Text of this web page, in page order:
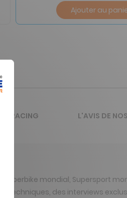
Ajouter au
mondial, Supersport
techniques, des interviews
RACING L'AVIS DE